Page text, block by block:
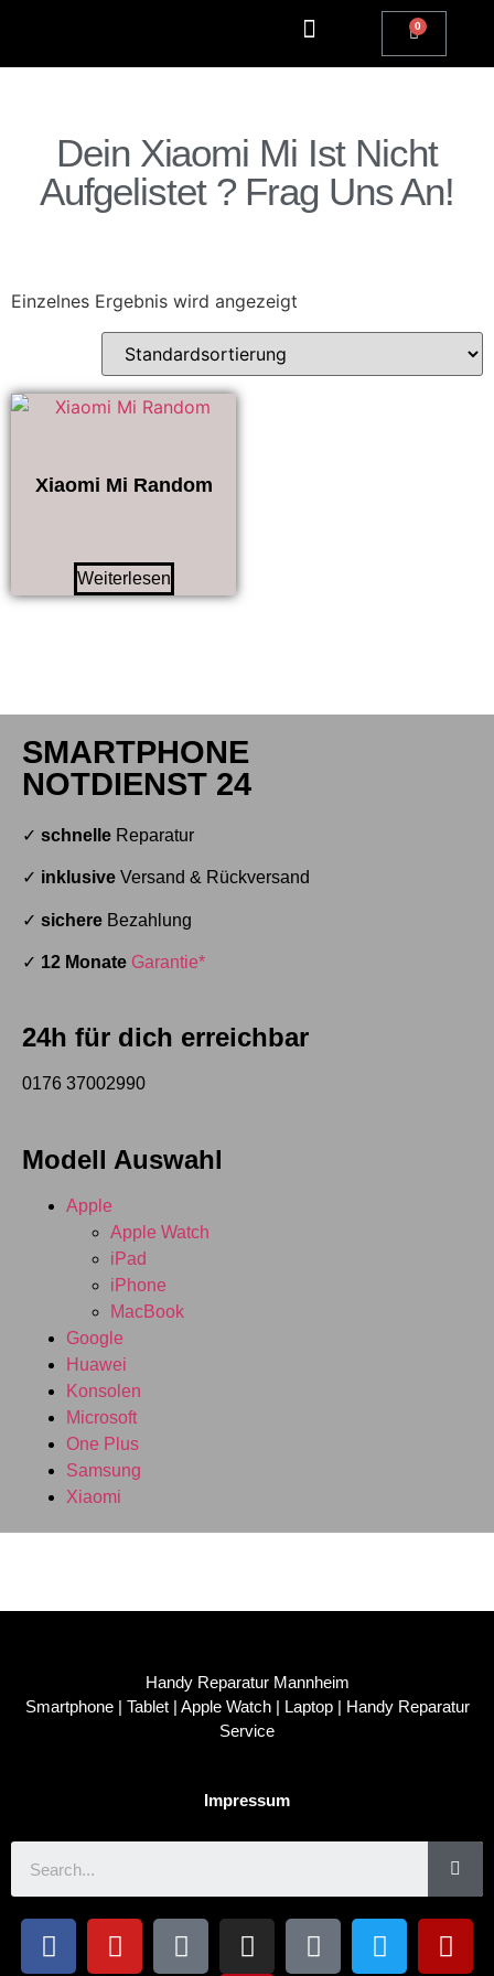
Dein Xiaomi Mi Ist Nicht
Aufgelistet ? Frag Uns An!
Einzelnes Ergebnis wird angezeigt
Xiaomi Mi Random
Weiterlesen
SMARTPHONE
NOTDIENST 24
✓ schnelle Reparatur
✓ inklusive Versand & Rückversand
✓ sichere Bezahlung
✓ 12 Monate Garantie*
24h für dich erreichbar
0176 37002990
Modell Auswahl
Apple
Apple Watch
iPad
iPhone
MacBook
Google
Huawei
Konsolen
Microsoft
One Plus
Samsung
Xiaomi
Handy Reparatur Mannheim
Smartphone | Tablet | Apple Watch | Laptop | Handy Reparatur
Service
Impressum